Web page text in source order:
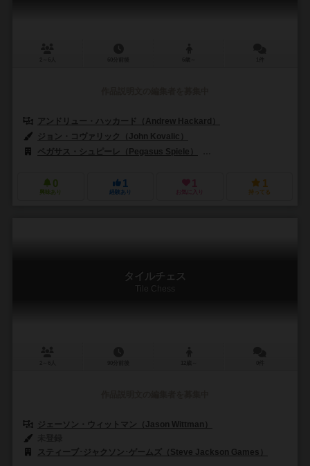
アンドリュー・ハッカード（Andrew Hackard）
ジョン・コヴァリック（John Kovalic）
ペガサス・シュピーレ（Pegasus Spiele）
0
興味あり
1
経験あり
1
お気に入り
1
持ってる
タイルチェス
Tile Chess
ジェーソン・ウィットマン（Jason Wittman）
スティーブ･ジャクソン･ゲームズ（Steve Jackson Games）